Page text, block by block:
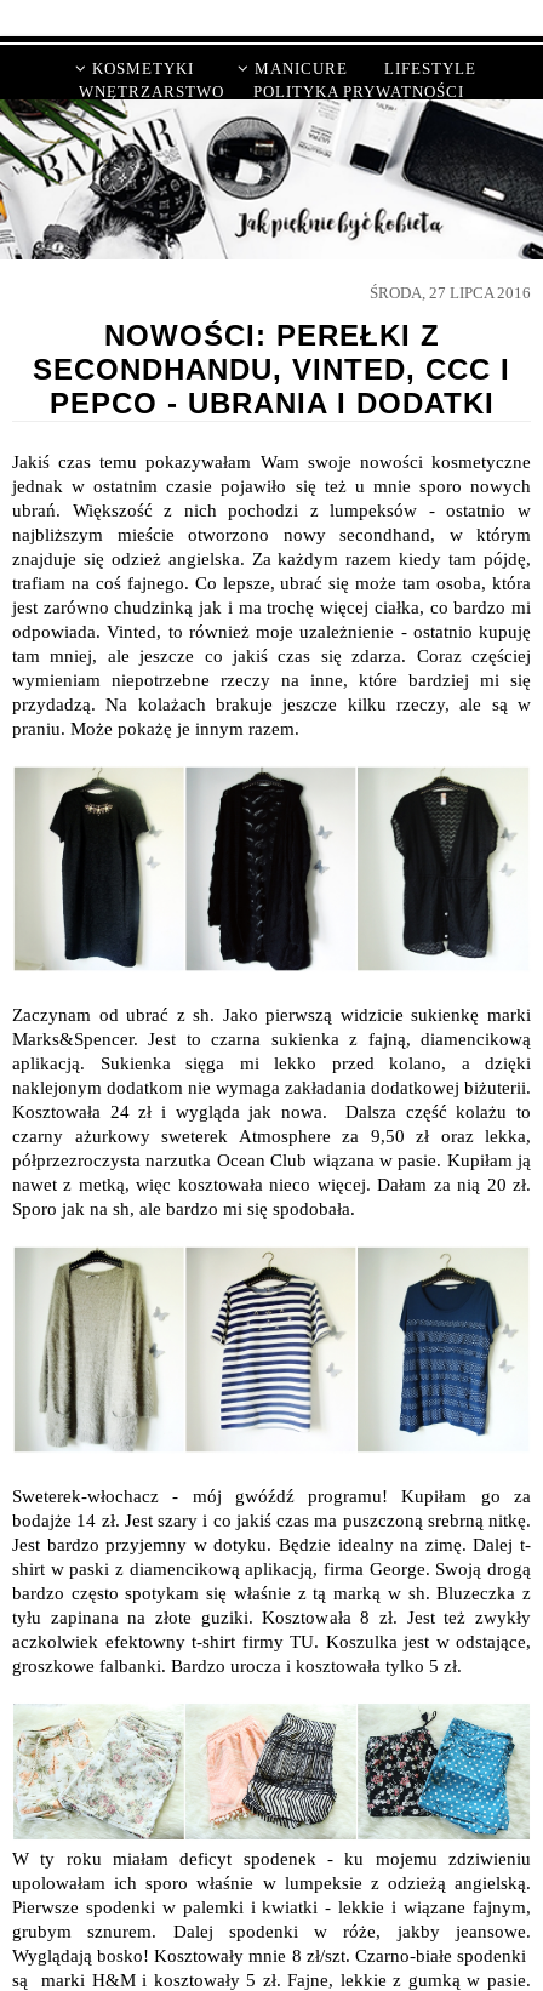
KOSMETYKI MANICURE
LIFESTYLE
WNĘTRZARSTWO
POLITYKA PRYWATNOŚCI
ŚRODA, 27 LIPCA 2016
NOWOŚCI: PEREŁKI Z
SECONDHANDU, VINTED, CCC I
PEPCO - UBRANIA I DODATKI
Jakiś czas temu pokazywałam Wam swoje nowości kosmetyczne
jednak w ostatnim czasie pojawiło się też u mnie sporo nowych
ubrań. Większość z nich pochodzi z lumpeksów - ostatnio w
najbliższym mieście otworzono nowy secondhand, w którym
znajduje się odzież angielska. Za każdym razem kiedy tam pójdę,
trafiam na coś fajnego. Co lepsze, ubrać się może tam osoba, która
jest zarówno chudzinką jak i ma trochę więcej ciałka, co bardzo mi
odpowiada. Vinted, to również moje uzależnienie - ostatnio kupuję
tam mniej, ale jeszcze co jakiś czas się zdarza. Coraz częściej
wymieniam niepotrzebne rzeczy na inne, które bardziej mi się
przydadzą. Na kolażach brakuje jeszcze kilku rzeczy, ale są w
praniu. Może pokażę je innym razem.
Zaczynam od ubrać z sh. Jako pierwszą widzicie sukienkę marki
Marks&Spencer. Jest to czarna sukienka z fajną, diamencikową
aplikacją. Sukienka sięga mi lekko przed kolano, a dzięki
naklejonym dodatkom nie wymaga zakładania dodatkowej biżuterii.
Kosztowała 24 zł i wygląda jak nowa. Dalsza część kolażu to
czarny ażurkowy sweterek Atmosphere za 9,50 zł oraz lekka,
półprzezroczysta narzutka Ocean Club wiązana w pasie. Kupiłam ją
nawet z metką, więc kosztowała nieco więcej. Dałam za nią 20 zł.
Sporo jak na sh, ale bardzo mi się spodobała.
Sweterek-włochacz - mój gwóźdź programu! Kupiłam go za
bodajże 14 zł. Jest szary i co jakiś czas ma puszczoną srebrną nitkę.
Jest bardzo przyjemny w dotyku. Będzie idealny na zimę. Dalej t-
shirt w paski z diamencikową aplikacją, firma George. Swoją drogą
bardzo często spotykam się właśnie z tą marką w sh. Bluzeczka z
tyłu zapinana na złote guziki. Kosztowała 8 zł. Jest też zwykły
aczkolwiek efektowny t-shirt firmy TU. Koszulka jest w odstające,
groszkowe falbanki. Bardzo urocza i kosztowała tylko 5 zł.
W ty roku miałam deficyt spodenek - ku mojemu zdziwieniu
upolowałam ich sporo właśnie w lumpeksie z odzieżą angielską.
Pierwsze spodenki w palemki i kwiatki - lekkie i wiązane fajnym,
grubym sznurem. Dalej spodenki w róże, jakby jeansowe.
Wyglądają bosko! Kosztowały mnie 8 zł/szt. Czarno-białe spodenki
są marki H&M i kosztowały 5 zł. Fajne, lekkie z gumką w pasie.